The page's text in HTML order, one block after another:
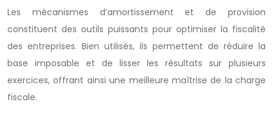
Les mécanismes d’amortissement et de provision
constituent des outils puissants pour optimiser la fiscalité
des entreprises. Bien utilisés, ils permettent de réduire la
base imposable et de lisser les résultats sur plusieurs
exercices, offrant ainsi une meilleure maîtrise de la charge
fiscale.